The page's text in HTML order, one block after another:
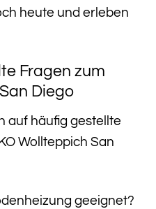
heute und erleben
Fragen zum
Diego
auf häufig gestellte
Wollteppich San
geeignet?